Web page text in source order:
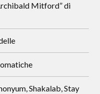
Mitford” di
Shakalab, Stay